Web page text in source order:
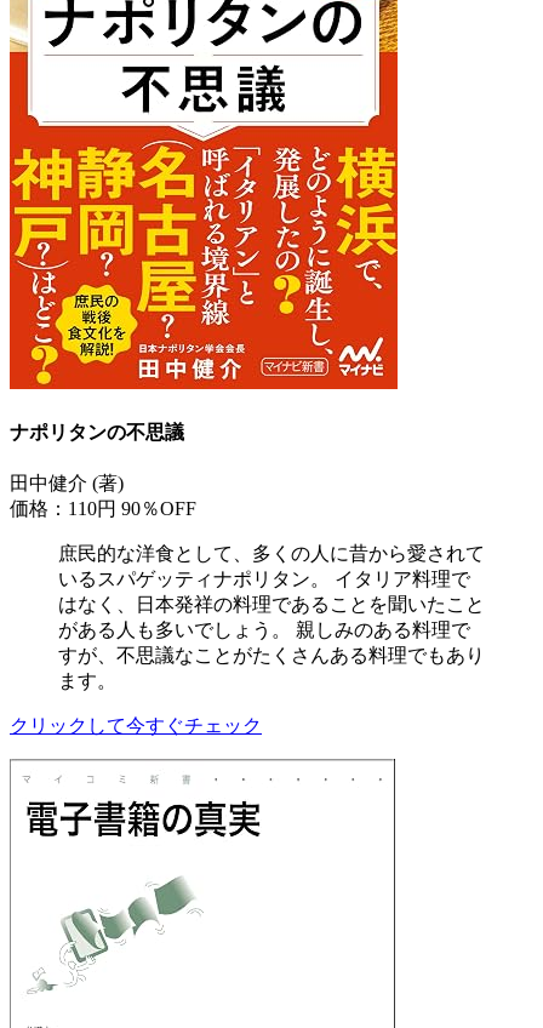
ナポリタンの不思議
田中健介 (著)
価格：110円 90％OFF
庶民的な洋食として、多くの人に昔から愛されて
いるスパゲッティナポリタン。 イタリア料理で
はなく、日本発祥の料理であることを聞いたこと
がある人も多いでしょう。 親しみのある料理で
すが、不思議なことがたくさんある料理でもあり
ます。
クリックして今すぐチェック